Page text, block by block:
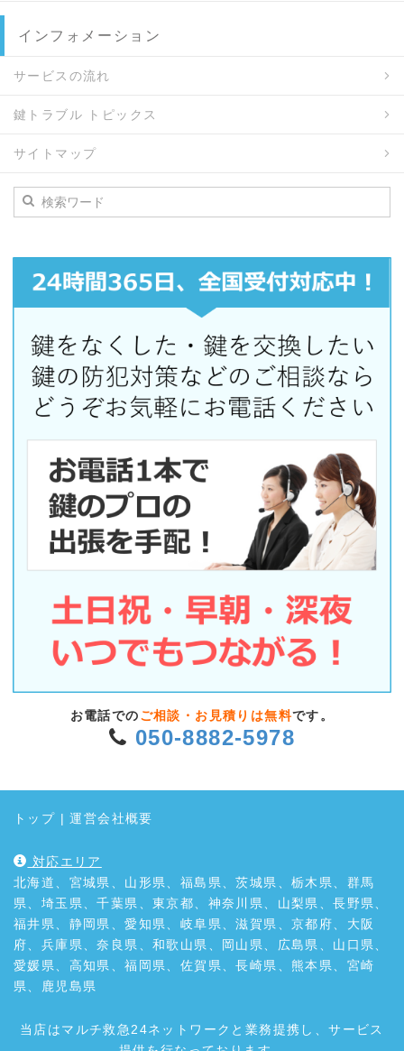
インフォメーション
サービスの流れ
鍵トラブル トピックス
サイトマップ
お電話での ご相談・お見積りは無料です。
050-8882-5978
トップ |運営会社概要
対応エリア
北海道、宮城県、山形県、福島県、茨城県、栃木県、群馬
県、埼玉県、千葉県、東京都、神奈川県、山梨県、長野県、
福井県、静岡県、愛知県、岐阜県、滋賀県、京都府、大阪
府、兵庫県、奈良県、和歌山県、岡山県、広島県、山口県、
愛媛県、高知県、福岡県、佐賀県、長崎県、熊本県、宮崎
県、鹿児島県
当店はマルチ救急24ネットワークと業務提携し、サービス